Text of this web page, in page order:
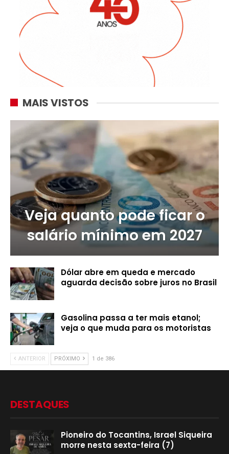
MAIS VISTOS
Veja quanto pode ficar o
salário mínimo em 2027
Dólar abre em queda e mercado
aguarda decisão sobre juros no Brasil
Gasolina passa a ter mais etanol;
veja o que muda para os motoristas
ANTERIOR PRÓXIMO 1 de 386
DESTAQUES
Pioneiro do Tocantins, Israel Siqueira
morre nesta sexta-feira (7)